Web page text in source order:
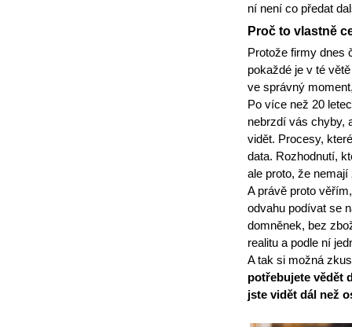
ní není co předat
Proč to vlastně
Protože firmy dnes
pokaždé je v té
ve správný
Po více než 20
nebrzdí vás chyby,
vidět. Procesy,
data. Rozhodnutí,
ale proto, že
A právě proto
odvahu podívat se
domněnek, bez
realitu a podle ní
A tak si možná
potřebujete vědět
jste vidět dál než